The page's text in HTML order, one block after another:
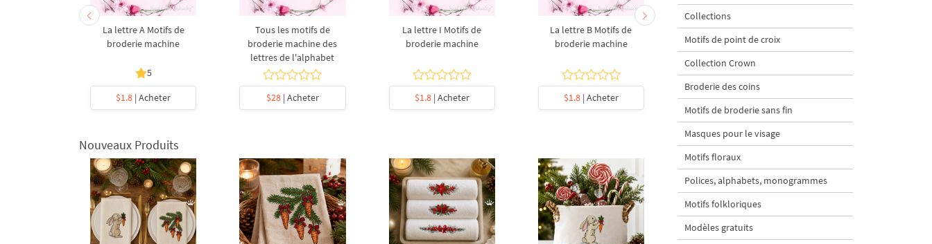
La lettre A Motifs de
broderie machine
5
$1.8 | Acheter
Tous les motifs de
broderie machine des
lettres de l'alphabet
$28| Acheter
La lettre I Motifs de
broderie machine
$1.8| Acheter
La lettre B Motifs de
broderie machine
$1.8| Acheter
La lettre G Motifs de
broderie à la machine
$1.8| Acheter
La lettre K Motifs de
Nouveaux Produits
Collections
Motifs de point de croix
Collection Crown
Broderie des coins
Motifs de broderie sans fin
Masques pour le visage
Motifs floraux
Polices, alphabets, monogrammes
Motifs folkloriques
Modèles gratuits